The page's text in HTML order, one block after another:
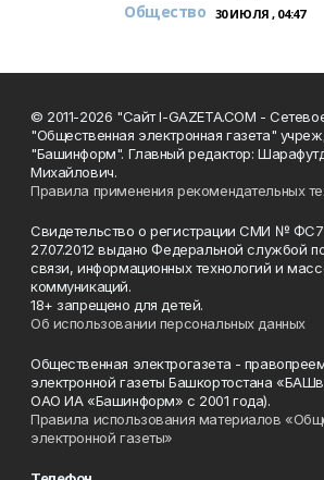
Общество 30 ИЮЛЯ , 04:47
© 2011-2026 "Сайт I-GAZETA.COM -
"Общественная электронная газета"
"Башинформ". Главный редактор:
Михайлович.
Правила применения рекомендательных
Свидетельство о регистрации СМИ №
27.07.2012 выдано Федеральной службой
связи, информационных технологий и
коммуникаций.
18+ запрещено для детей.
Об использовании персональных данных
Общественная электрогазета -
электронной газеты Башкортостана
ОАО ИА «Башинформ» с 2001 года).
Правила использования материалов
электронной газеты»